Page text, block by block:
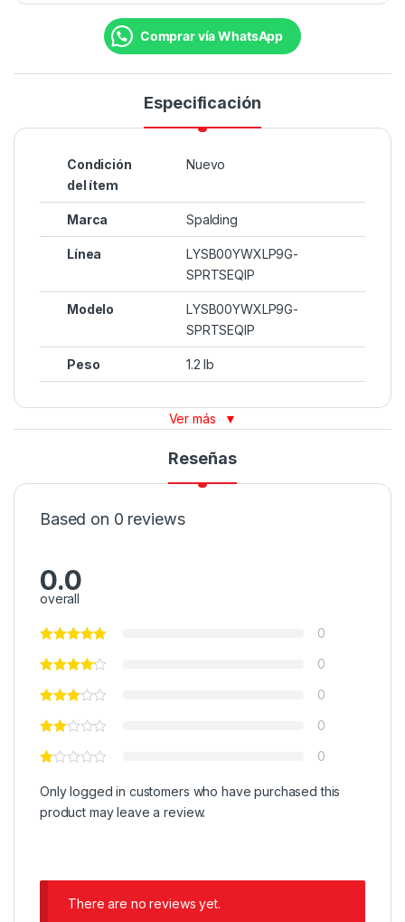
Comprar vía WhatsApp
Especificación
Condición
del ítem
Nuevo
Marca Spalding
Línea
LYSB00YWXLP9G-
SPRTSEQIP
Modelo
LYSB00YWXLP9G-
SPRTSEQIP
Peso 1.2 lb
Ver más ▼
Reseñas
Based on 0 reviews
0.0
overall
0
0
0
0
0
Only logged in customers who have purchased this
product may leave a review.
There are no reviews yet.